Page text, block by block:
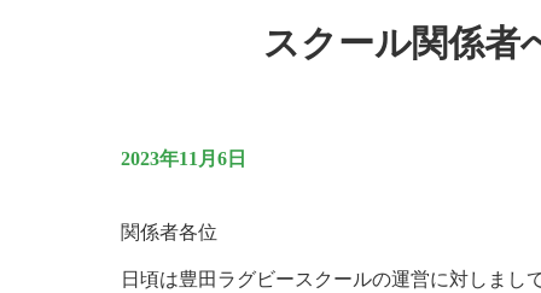
スクール関係者
2023年11月6日
関係者各位
日頃は豊田ラグビースクールの運営に対しまし